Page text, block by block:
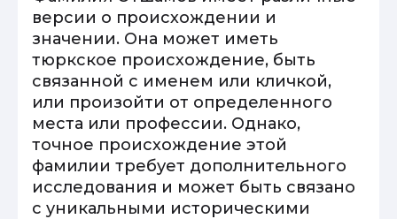
версии о происхождении и
значении. Она может иметь
тюркское происхождение, быть
связанной с именем или кличкой,
или произойти от определенного
места или профессии. Однако,
точное происхождение этой
фамилии требует дополнительного
исследования и может быть связано
с уникальными историческими